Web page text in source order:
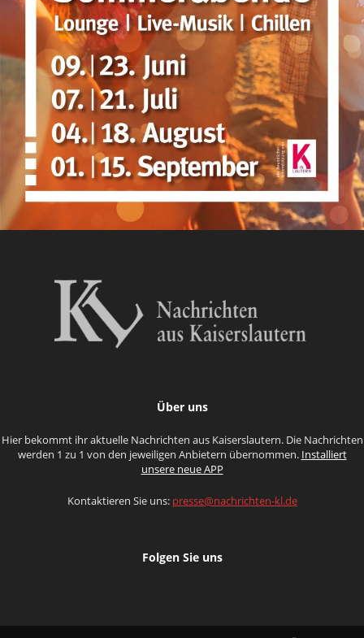
Über uns
Hier bekommt ihr aktuelle Nachrichten aus Kaiserslautern. Die Nachrichten
werden 1 zu 1 von den jeweiligen Anbietern übernommen. Installiert
unsere neue APP
Kontaktieren Sie uns: presse@nachrichten-kl.de
Folgen Sie uns